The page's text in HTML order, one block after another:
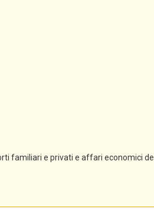
familiari e privati e affari economici del